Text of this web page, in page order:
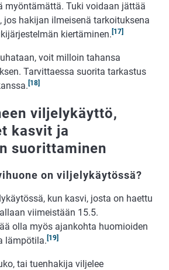
myöntämättä. Tuki voidaan jättää
jos hakijan ilmeisenä tarkoituksena
kiertäminen. [17]
voit milloin tahansa
Tarvittaessa suorita tarkastus
[18]
viljelykäyttö,
kasvit ja
suorittaminen
on viljelykäytössä?
kun kasvi, josta on haettu
viimeistään 15.5.
olla myös ajankohta huomioiden
lämpötila. [19]
tai tuenhakija viljelee